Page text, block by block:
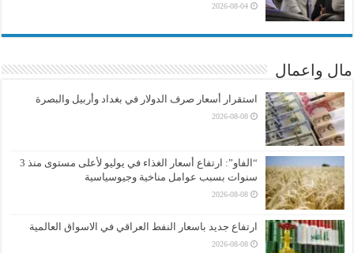
2026-08-04
مال واعمال
استقرار أسعار صرف الدولار في بغداد وأربيل والبصرة
2026-08-08
“الفاو”: ارتفاع أسعار الغذاء في يوليو لأعلى مستوى منذ 3
سنوات بسبب عوامل مناخية وجيوسياسية
2026-08-08
ارتفاع جديد باسعار النفط العراقي في الاسواق العالمية
2026-08-08